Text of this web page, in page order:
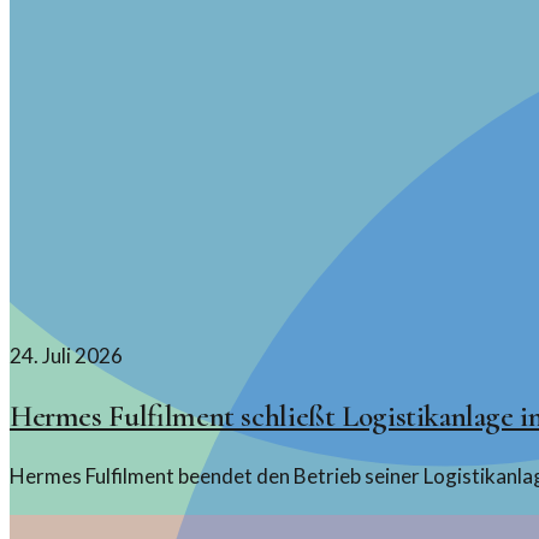
24. Juli 2026
Hermes Fulfilment schließt Logistikanlage
Hermes Fulfilment beendet den Betrieb seiner